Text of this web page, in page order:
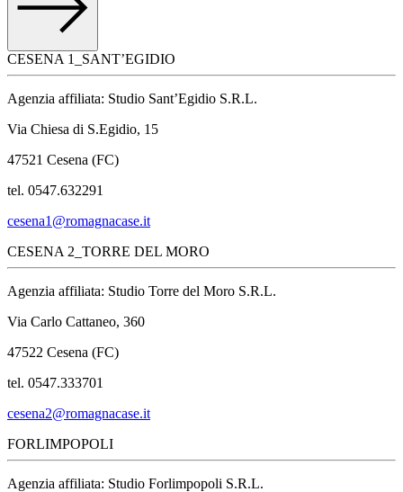
CESENA 1_SANT’EGIDIO
Agenzia affiliata: Studio Sant’Egidio S.R.L.
Via Chiesa di S.Egidio, 15
47521 Cesena (FC)
tel. 0547.632291
cesena1@romagnacase.it
CESENA 2_TORRE DEL MORO
Agenzia affiliata: Studio Torre del Moro S.R.L.
Via Carlo Cattaneo, 360
47522 Cesena (FC)
tel. 0547.333701
cesena2@romagnacase.it
FORLIMPOPOLI
Agenzia affiliata: Studio Forlimpopoli S.R.L.